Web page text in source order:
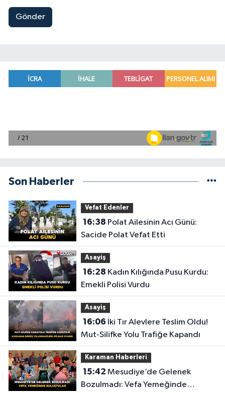
Gönder
Son Haberler
Vefat Edenler
16:38
Sacide Polat Vefat Etti
Asayiş
16:28
Emekli Polisi Vurdu
Asayiş
16:06
Mut-Silifke Yolu Trafiğe Kapandı
Karaman Haberleri
15:42
Bozulmadı: Vefa Yemeğinde